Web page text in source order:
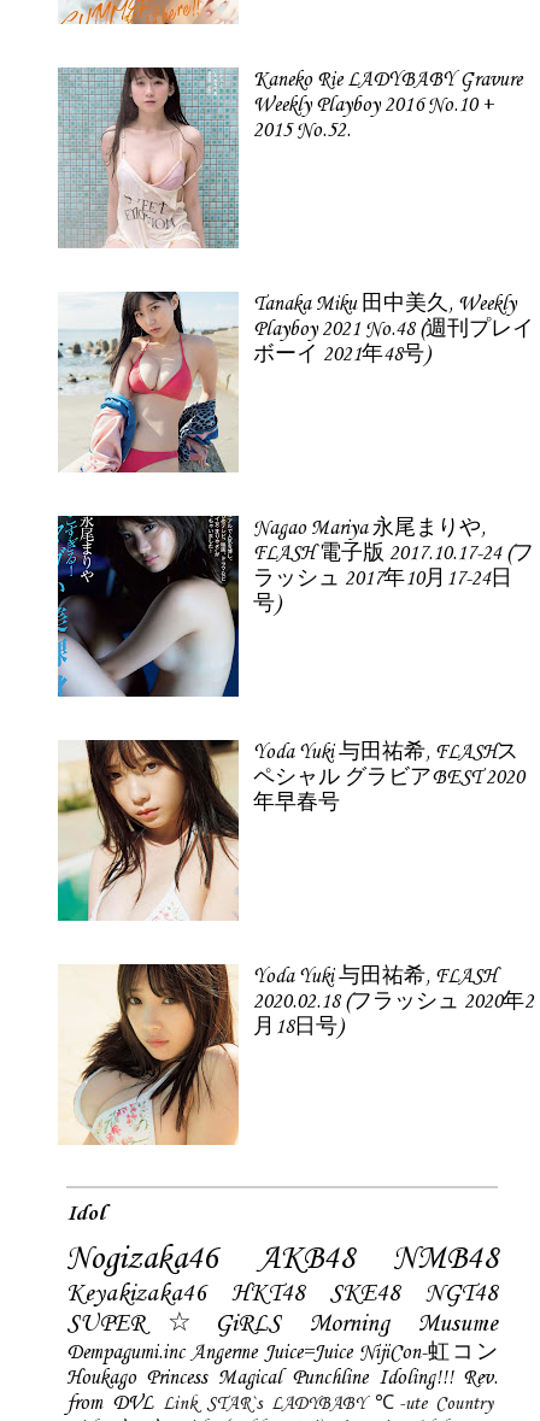
Kaneko Rie LADYBABY Gravure
Weekly Playboy 2016 No.10 +
2015 No.52.
Tanaka Miku 田中美久, Weekly
Playboy 2021 No.48 (週刊プレイ
ボーイ 2021年48号)
Nagao Mariya 永尾まりや,
FLASH 電子版 2017.10.17-24 (フ
ラッシュ 2017年10月17-24日
号)
Yoda Yuki 与田祐希, FLASHス
ペシャル グラビアBEST 2020
年早春号
Yoda Yuki 与田祐希, FLASH
2020.02.18 (フラッシュ 2020年2
月18日号)
Idol
Nogizaka46 AKB48 NMB48
Keyakizaka46 HKT48 SKE48
NGT48
SUPER☆GiRLS
Morning Musume
Dempagumi.inc Angerme Juice=Juice NijiCon-虹コン
Houkago Princess Magical Punchline Idoling!!! Rev.
from DVL Link STAR`s LADYBABY ℃-ute Country